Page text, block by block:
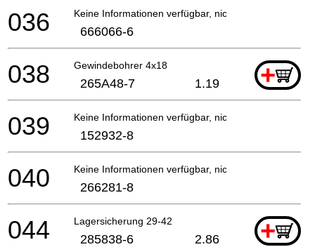
Keine Informationen verfügbar, nicht bestellbar
036 666066-6
Gewindebohrer 4x18 +
038 265A48-7 1.19
Keine Informationen verfügbar, nicht bestellbar
039 152932-8
Keine Informationen verfügbar, nicht bestellbar
040 266281-8
Lagersicherung 29-42 +
044 285838-6 2.86